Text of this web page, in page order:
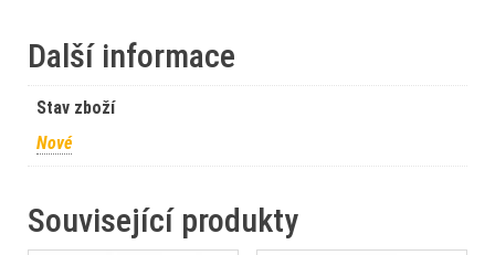
Další informace
Stav zboží
Nové
Související produkty